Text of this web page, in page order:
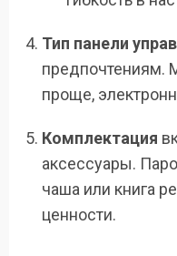
Тип панели
предпочтениям.
проще,
Комплектация
аксессуары.
чаша или книга
ценности.